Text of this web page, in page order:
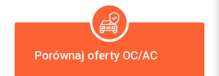
Porównaj oferty OC/AC